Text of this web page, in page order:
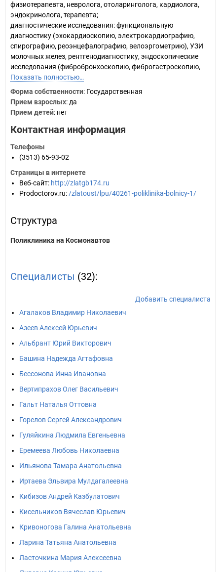
физиотерапевта, невролога, отоларинголога, кардиолога,
эндокринолога, терапевта;
диагностические исследования: функциональную
диагностику (эхокардиоскопию, электрокардиографию,
спирографию, реоэнцефалографию, велоэргометрию), УЗИ
молочных желез, рентгенодиагностику, эндоскопические
исследования (фибробронхоскопию, фиброгастроскопию,
Показать полностью…
Форма собственности: Государственная
Прием взрослых: да
Прием детей: нет
Контактная информация
Телефоны
(3513) 65-93-02
Страницы в интернете
Веб-сайт: http://zlatgb174.ru
Prodoctorov.ru: /zlatoust/lpu/40261-poliklinika-bolnicy-1/
Структура
Поликлиника на Космонавтов
Специалисты (32):
Добавить специалиста
Агалаков Владимир Николаевич
Азеев Алексей Юрьевич
Альбрант Юрий Викторович
Башина Надежда Агтафовна
Бессонова Инна Ивановна
Вертипрахов Олег Васильевич
Гальт Наталья Оттовна
Горелов Сергей Александрович
Гуляйкина Людмила Евгеньевна
Еремеева Любовь Николаевна
Ильянова Тамара Анатольевна
Иртаева Эльвира Мулдагалеевна
Кибизов Андрей Казбулатович
Кисельников Вячеслав Юрьевич
Кривоногова Галина Анатольевна
Ларина Татьяна Анатольевна
Ласточкина Мария Алексеевна